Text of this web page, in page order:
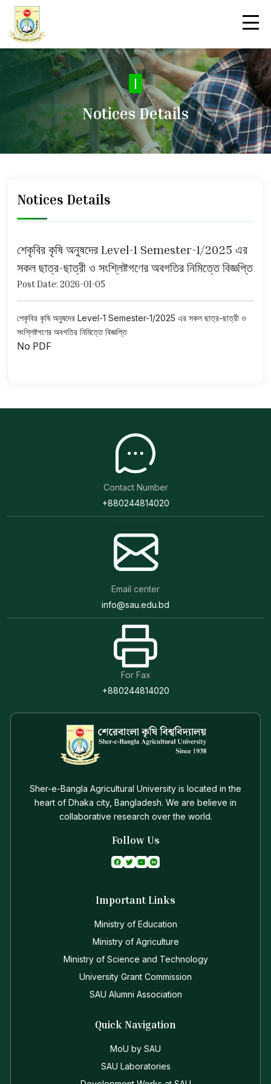
Notices Details
Notices Details
শেকৃবির কৃষি অনুষদের Level-1 Semester-1/2025 এর
সকল ছাত্র-ছাত্রী ও সংশ্লিষ্টগণের অবগতির নিমিত্তে বিজ্ঞপ্তি
Post Date: 2026-01-05
শেকৃবির কৃষি অনুষদের Level-1 Semester-1/2025 এর সকল ছাত্র-ছাত্রী ও
সংশ্লিষ্টগণের অবগতির নিমিত্তে বিজ্ঞপ্তি
No PDF
Contact Number
+880244814020
Email center
info@sau.edu.bd
For Fax
+880244814020
Sher-e-Bangla Agricultural University is located in the
heart of Dhaka city, Bangladesh. We are believe in
collaborative research over the world.
Follow Us
Important Links
Ministry of Education
Ministry of Agriculture
Ministry of Science and Technology
University Grant Commission
SAU Alumni Association
Quick Navigation
MoU by SAU
SAU Laboratories